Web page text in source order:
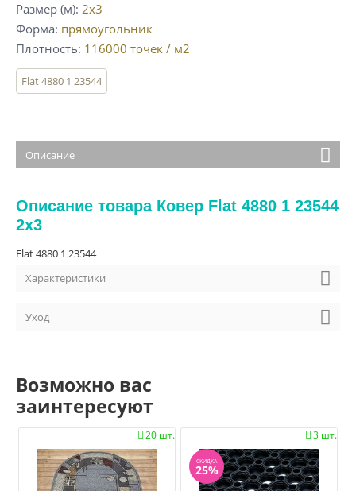
Размер (м) 2x3
Форма прямоугольник
Плотность 116000 точек / м2
Flat 4880 1 23544
Описание
Описание товара Ковер Flat 4880 1 23544
2x3
Flat 4880 1 23544
Характеристики
Уход
Возможно вас
заинтересуют
20 шт.
 3 шт.

СКИДКА
25%